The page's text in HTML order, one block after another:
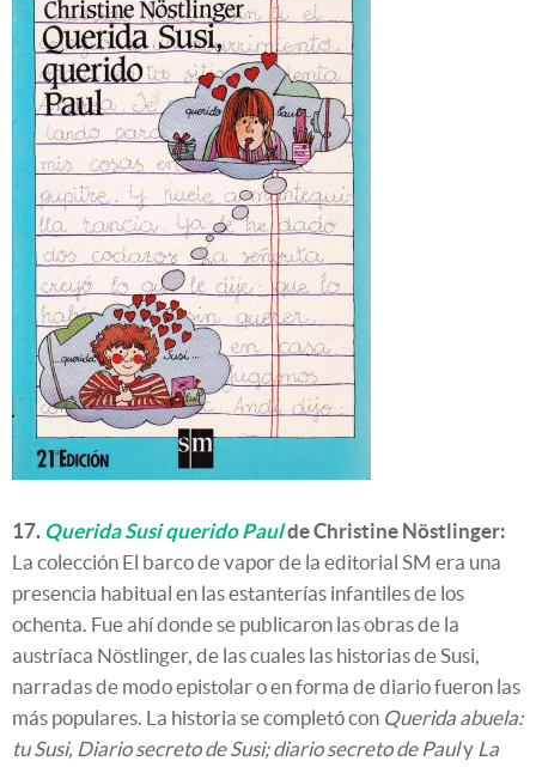
17. Querida Susi querido Paulde Christine Nöstlinger:
La colección El barco de vapor de la editorial SM era una
presencia habitual en las estanterías infantiles de los
ochenta. Fue ahí donde se publicaron las obras de la
austríaca Nöstlinger, de las cuales las historias de Susi,
narradas de modo epistolar o en forma de diario fueron las
más populares. La historia se completó con Querida abuela:
tu Susi, Diario secreto de Susi; diario secreto de Pauly La